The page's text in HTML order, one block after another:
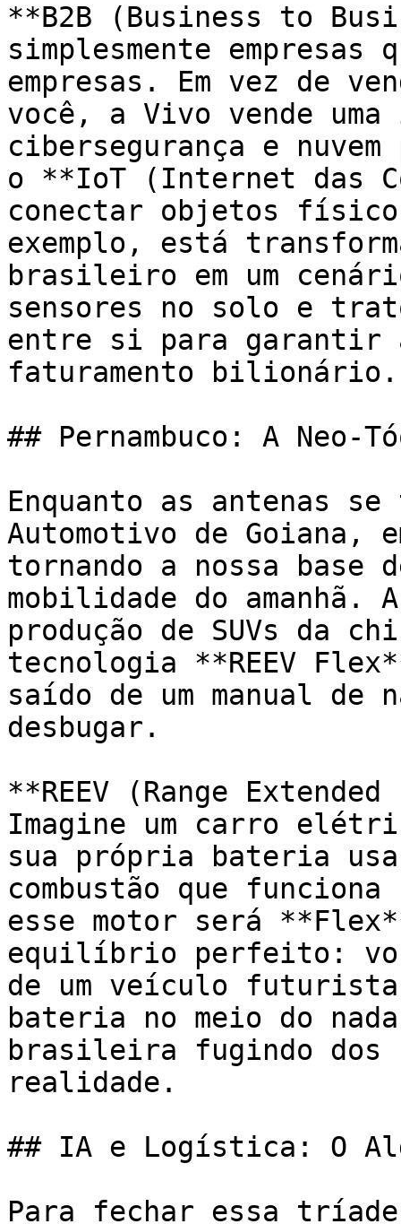
**B2B (Business to
simplesmente empresas
empresas. Em vez de
você, a Vivo vende
cibersegurança e
o **IoT (Internet das
conectar objetos
exemplo, está
brasileiro em um
sensores no solo e
entre si para garantir
faturamento bilionário.
## Pernambuco: A Neo-
Enquanto as antenas
Automotivo de Goiana,
tornando a nossa base
mobilidade do
produção de SUVs da
tecnologia **REEV
saído de um manual de
desbugar.
**REEV (Range
Imagine um carro
sua própria bateria
combustão que
esse motor será
equilíbrio perfeito:
de um veículo futurista
bateria no meio do
brasileira fugindo dos
realidade.
## IA e Logística: O
Para fechar essa